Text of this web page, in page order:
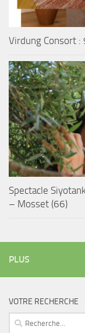
Virdung Consort
Spectacle
– Mosset (66)
PLUS
VOTRE RECHERCHE
Rechercher :